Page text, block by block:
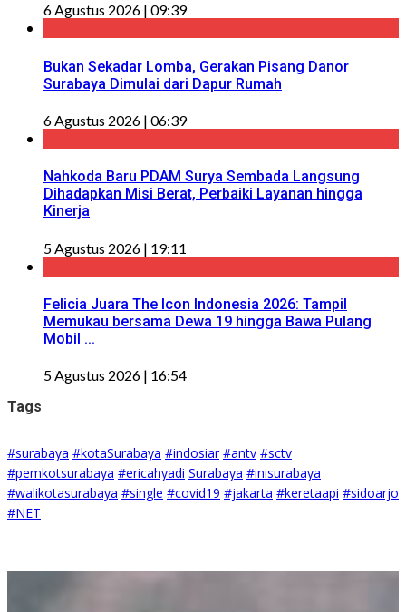
6 Agustus 2026 | 09:39
Bukan Sekadar Lomba, Gerakan Pisang Danor
Surabaya Dimulai dari Dapur Rumah
6 Agustus 2026 | 06:39
Nahkoda Baru PDAM Surya Sembada Langsung
Dihadapkan Misi Berat, Perbaiki Layanan hingga
Kinerja
5 Agustus 2026 | 19:11
Felicia Juara The Icon Indonesia 2026: Tampil
Memukau bersama Dewa 19 hingga Bawa Pulang
Mobil ...
5 Agustus 2026 | 16:54
Tags
#surabaya #kotaSurabaya #indosiar #antv #sctv
#pemkotsurabaya #ericahyadi Surabaya #inisurabaya
#walikotasurabaya #single #covid19 #jakarta #keretaapi #sidoarjo
#NET